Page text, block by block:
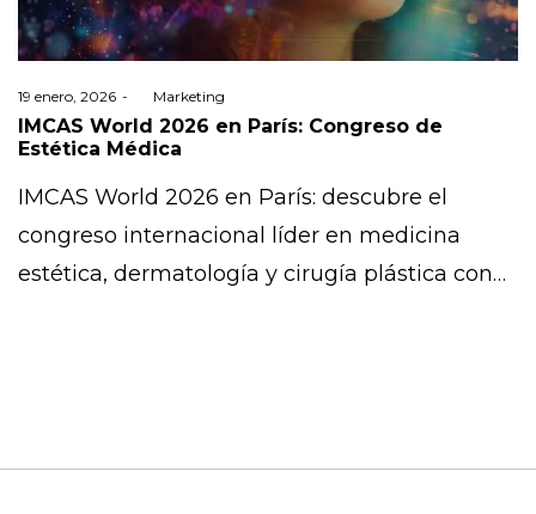
Posted
on
19 enero, 2026 Marketing
IMCAS World 2026 en París: Congreso de
Estética Médica
IMCAS World 2026 en París: descubre el
congreso internacional líder en medicina
estética, dermatología y cirugía plástica con…